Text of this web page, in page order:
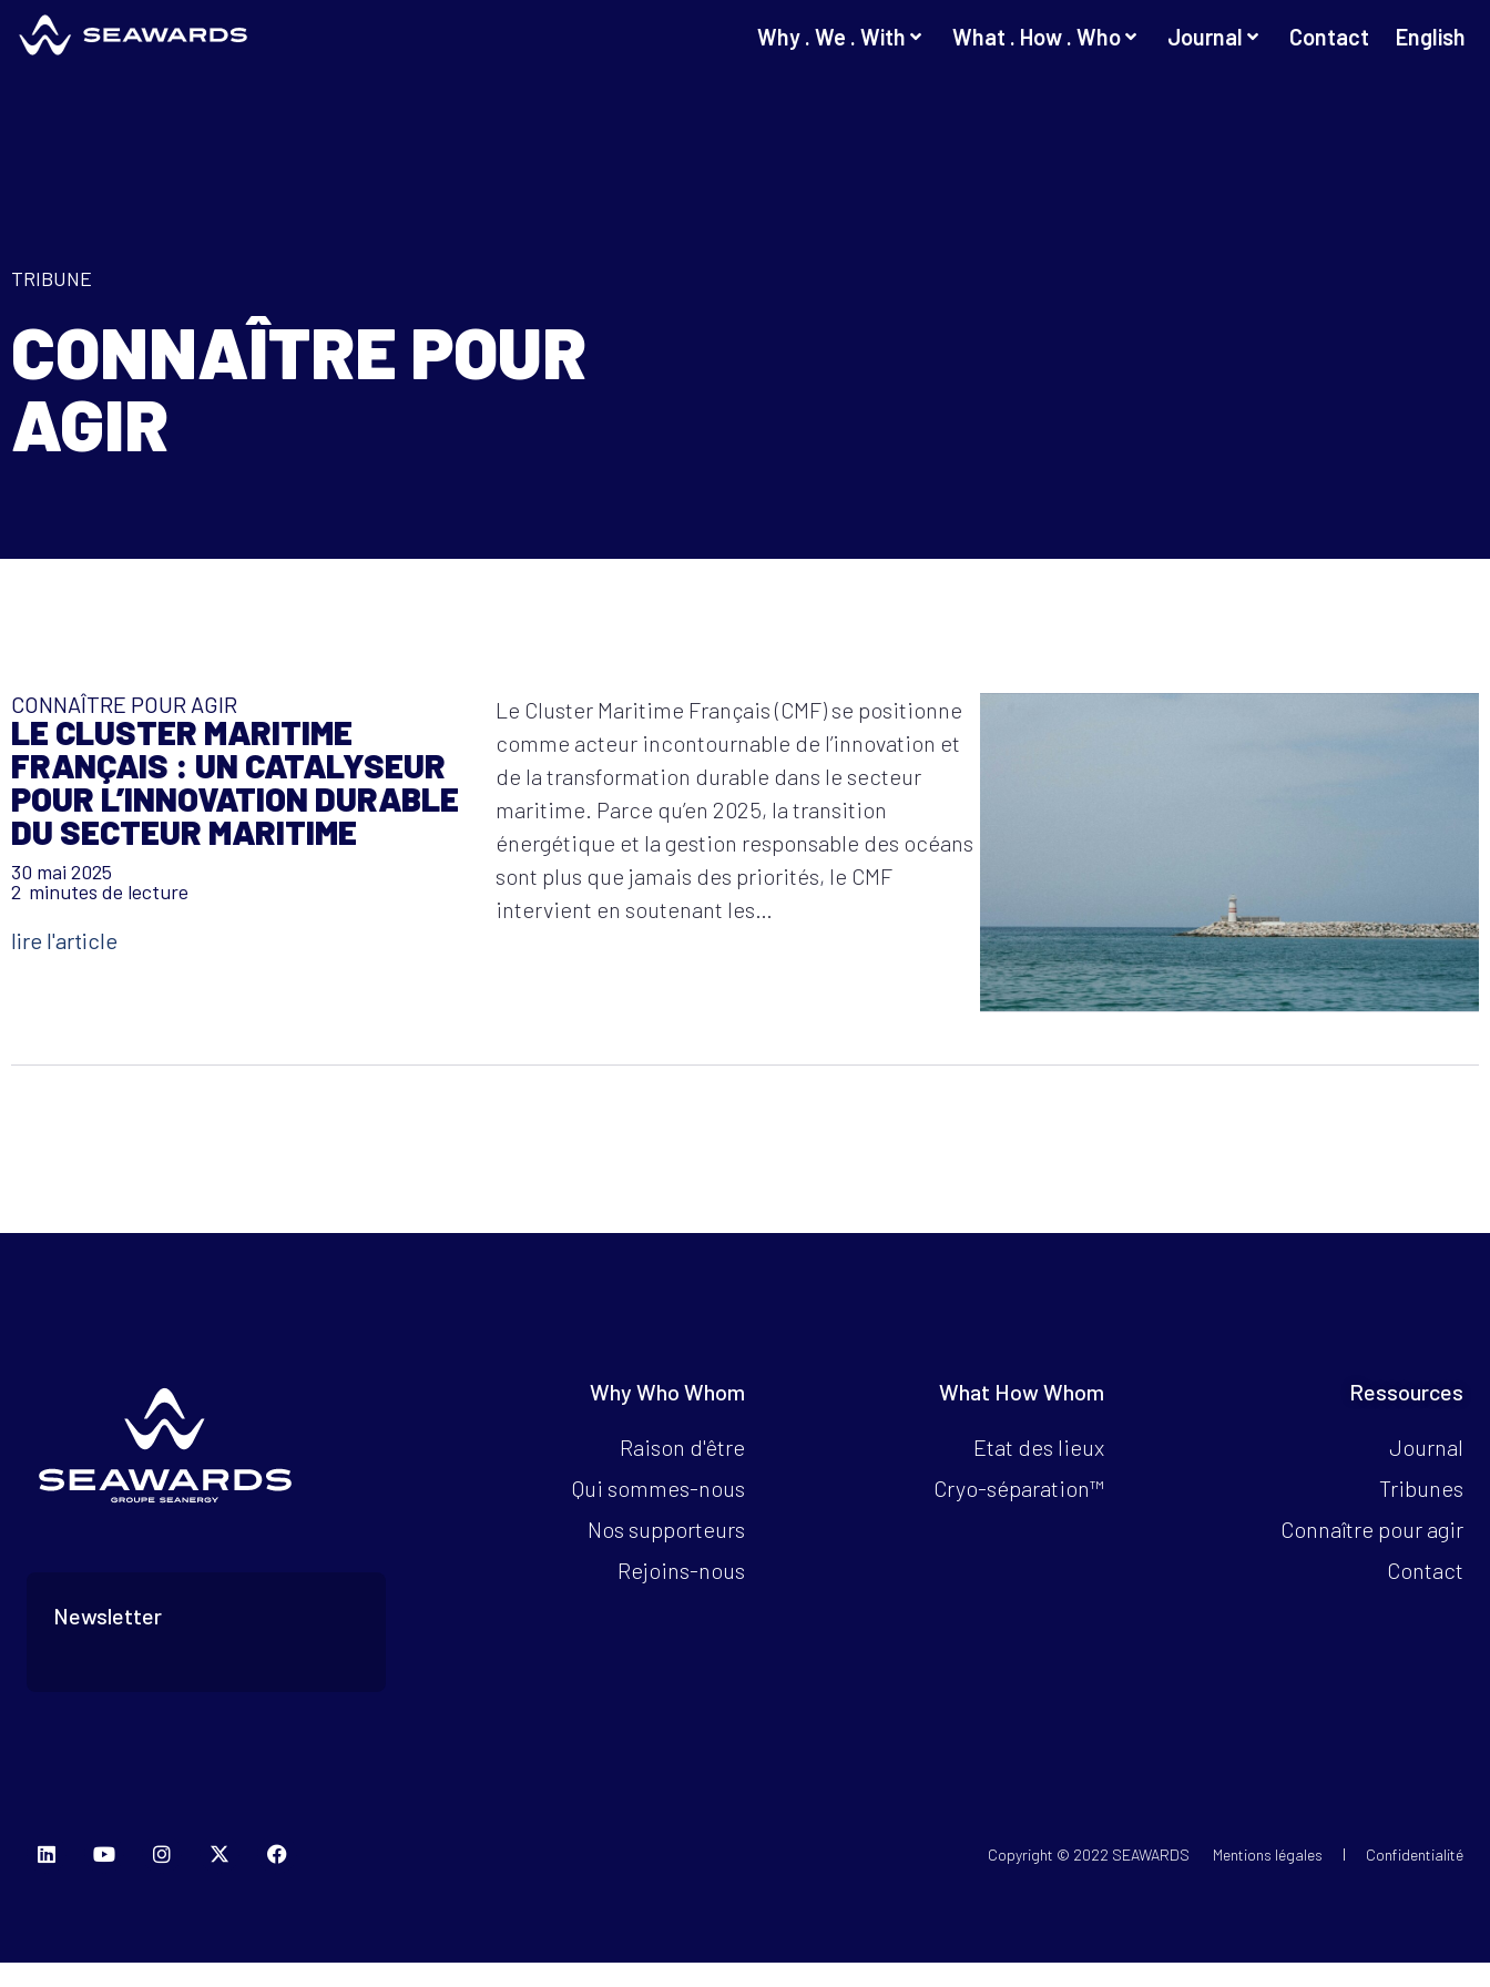
Why . We . With What . How . Who Journal Contact English
TRIBUNE
CONNAÎTRE POUR
AGIR
CONNAÎTRE POUR AGIR
LE CLUSTER MARITIME
FRANÇAIS : UN CATALYSEUR
POUR L’INNOVATION DURABLE
DU SECTEUR MARITIME
30 mai 2025
2 minutes de lecture
lire l'article
Le Cluster Maritime Français (CMF) se positionne
comme acteur incontournable de l’innovation et
de la transformation durable dans le secteur
maritime. Parce qu’en 2025, la transition
énergétique et la gestion responsable des océans
sont plus que jamais des priorités, le CMF
intervient en soutenant les…
Newsletter
Why Who Whom
Raison d'être
Qui sommes-nous
Nos supporteurs
Rejoins-nous
What How Whom
Etat des lieux
Cryo-séparation™
Ressources
Journal
Tribunes
Connaître pour agir
Contact
Copyright © 2022 SEAWARDS Mentions légales Confidentialité